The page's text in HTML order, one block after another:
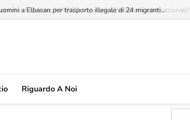
di Valona, MABCO ricorrerà all'arbitrato
Riguardo A Noi